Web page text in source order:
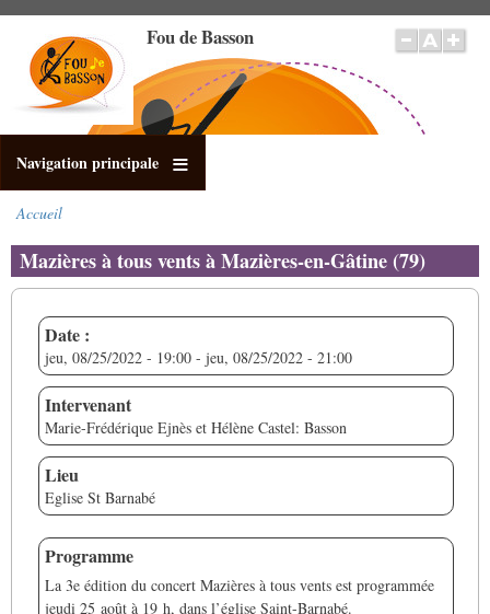
contenu
principal
Fou de Basson
Navigation principale
d'Ariane
Accueil
Mazières à tous vents à Mazières-en-Gâtine (79)
Date :
jeu, 08/25/2022 - 19:00 - jeu, 08/25/2022 - 21:00
Intervenant
Marie-Frédérique Ejnès et Hélène Castel: Basson
Lieu
Eglise St Barnabé
Programme
La 3e édition du concert Mazières à tous vents est programmée
jeudi 25 août à 19 h, dans l’église Saint-Barnabé.